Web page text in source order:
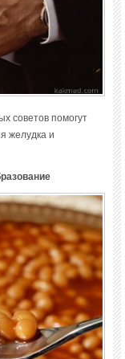
советов помогут
желудка и